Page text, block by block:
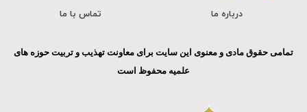
درباره ما تماس با ما
تمامی حقوق مادی و معنوی این سایت برای معاونت تهذیب و تربیت حوزه های
علمیه محفوظ است